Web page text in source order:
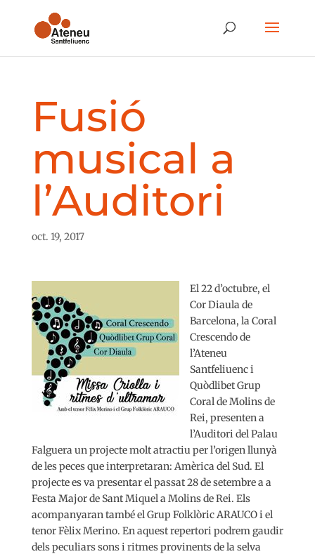
Fusió
musical a
l’Auditori
oct. 19, 2017
El 22 d’octubre, el
Cor Diaula de
Barcelona, la Coral
Crescendo de
l’Ateneu
Santfeliuenc i
Quòdlibet Grup
Coral de Molins de
Rei, presenten a
l’Auditori del Palau
Falguera un projecte molt atractiu per l’origen llunyà
de les peces que interpretaran: Amèrica del Sud. El
projecte es va presentar el passat 28 de setembre a a
Festa Major de Sant Miquel a Molins de Rei. Els
acompanyaran també el Grup Folklòric ARAUCO i el
tenor Fèlix Merino. En aquest repertori podrem gaudir
dels peculiars sons i ritmes provinents de la selva